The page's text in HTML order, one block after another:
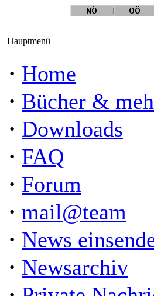
Hauptmenü
· Home
· Bücher &
· Downloads
· FAQ
· Forum
· mail@team
· News
· Newsarchiv